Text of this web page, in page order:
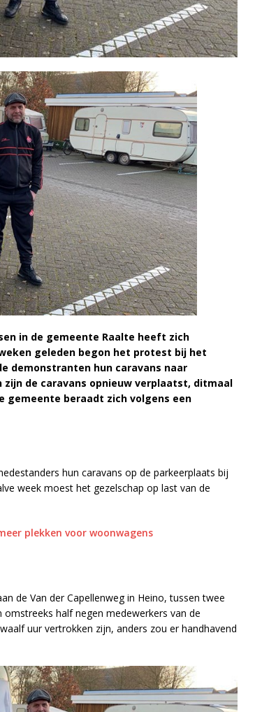
in de gemeente Raalte heeft zich
geleden begon het protest bij het
demonstranten hun caravans naar
de caravans opnieuw verplaatst, ditmaal
gemeente beraadt zich volgens een
hun caravans op de parkeerplaats bij
week moest het gezelschap op last van de
plekken voor woonwagens
de Van der Capellenweg in Heino, tussen twee
half negen medewerkers van de
uur vertrokken zijn, anders zou er handhavend